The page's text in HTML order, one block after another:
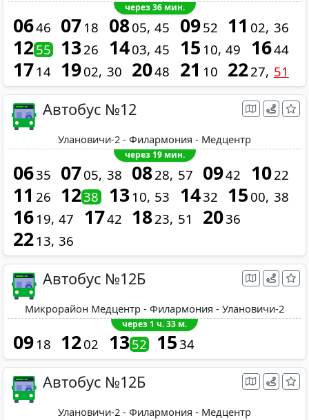
через 36 мин.
0646 07 18 0805 45 0952 11 02 36
1255 1326 1403 45 15 10 49 1644
17 14 1902 30 2048 21 10 2227 51
Автобус №12
Улановичи-2 - Филармония - Медцентр
через 19 мин.
0635 0705 38 0828 57 0942 1022
11 26 1238 13 10 53 1432 15 00 38
16 19 47 1742 1823 51 2036
22 13 36
Автобус №12Б
Микрорайон Медцентр - Филармония - Улановичи-2
через 1 ч. 33 м.
09 18 1202 1352 1534
Автобус №12Б
Улановичи-2 - Филармония - Медцентр